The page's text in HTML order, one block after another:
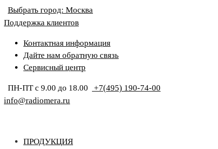
Выбрать город: Москва
Поддержка клиентов
Контактная информация
Дайте нам обратную связь
Сервисный центр
ПН-ПТ с 9.00 до 18.00
+7(495) 190-74-00
info@radiomera.ru
ПРОДУКЦИЯ